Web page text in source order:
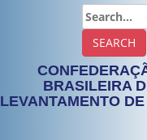
BRASILEIRA
LEVANTAMENTO